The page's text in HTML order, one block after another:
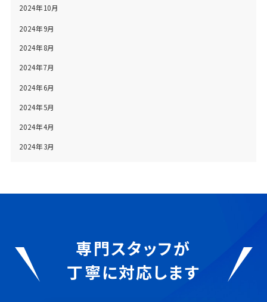
2024年10月
2024年9月
2024年8月
2024年7月
2024年6月
2024年5月
2024年4月
2024年3月
専門スタッフが
丁寧に対応します